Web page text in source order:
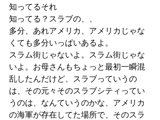
知ってるそれ
知ってる？スラブの、、
多分、あれアメリカ、アメリカじゃな
くても多分いっぱいあるよ。
スラム街じゃないよ。スラム街じゃな
いよ。お母さんもちょっと最初一瞬混
乱したんだけど、スラブっていうの
は、その元々そのスラブシティってい
うのは、なんていうのかな、アメリカ
の海軍が存在してた場所で、そのスラ